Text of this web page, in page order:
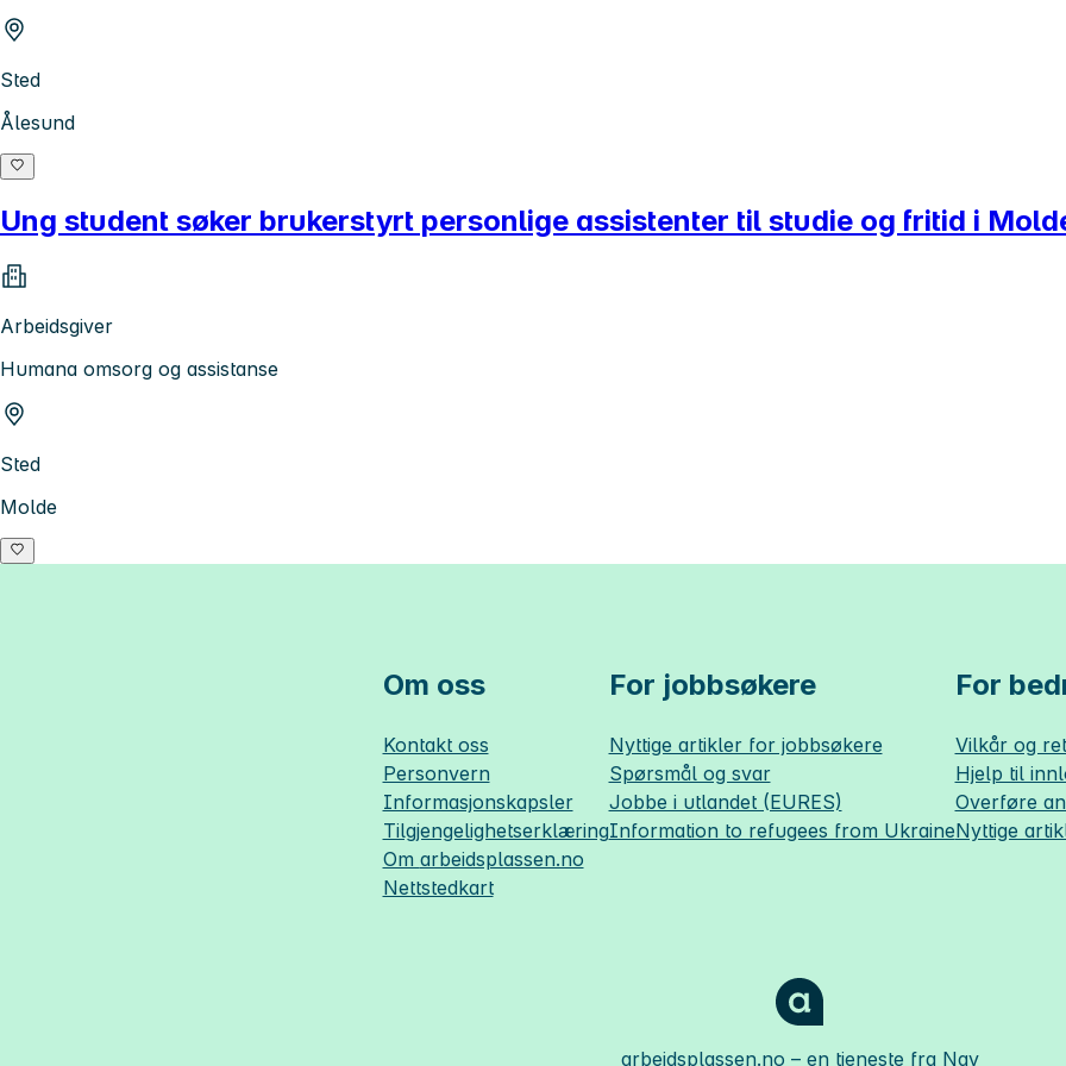
Sted
Ålesund
Ung student søker brukerstyrt personlige assistenter til studie og fritid i
Arbeidsgiver
Humana omsorg og assistanse
Sted
Molde
Om oss
Kontakt oss
Personvern
Informasjonskapsler
Tilgjengelighetserklæring
Om arbeidsplassen.no
Nettstedkart
For jobbsøkere
Nyttige artikler for jobbsøkere
Spørsmål og svar
Jobbe i utlandet (EURES)
Information to refugees from Ukraine
For
Vilkår og
Hjelp til
Overføre
Nyttige
arbeidsplassen.no – en tjeneste fra Nav